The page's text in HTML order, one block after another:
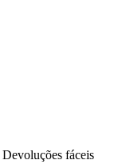
Devoluções fáceis